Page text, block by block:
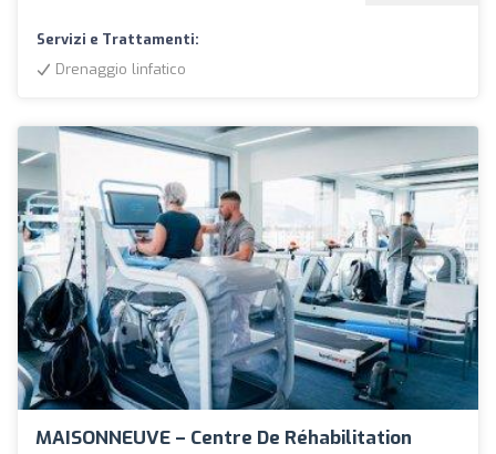
Servizi e Trattamenti:
Drenaggio linfatico
MAISONNEUVE – Centre De Réhabilitation